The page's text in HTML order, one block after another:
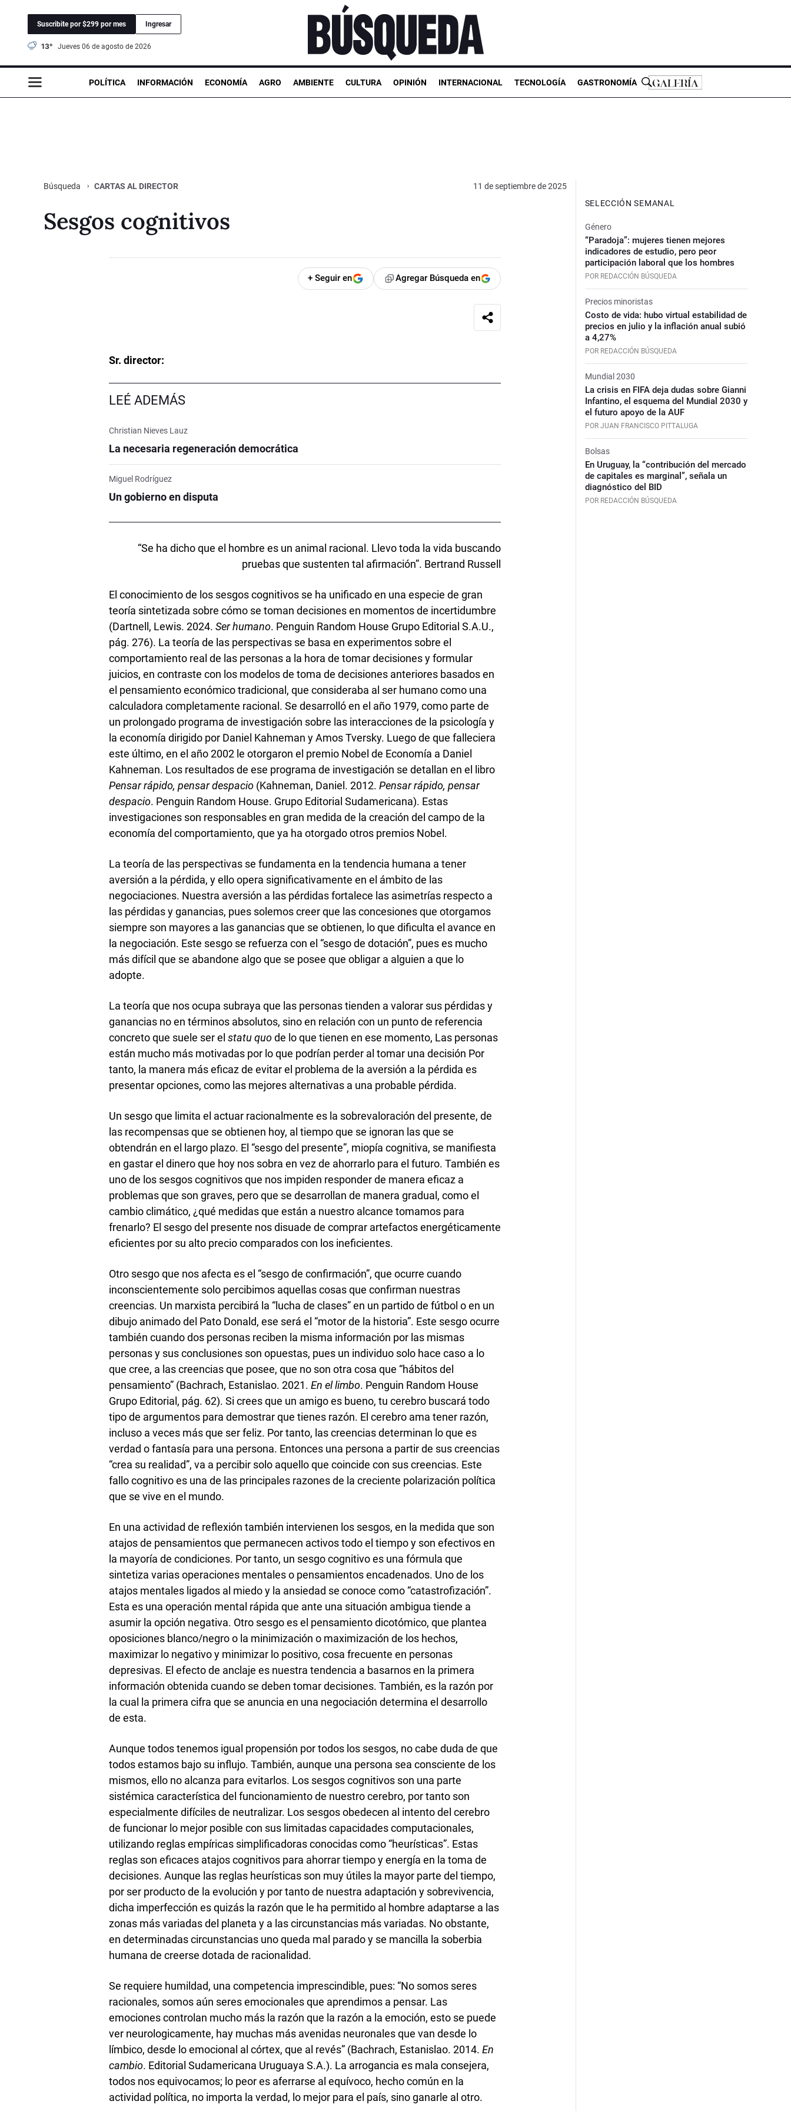
Suscribite por $299 por mes Ingresar
13° jueves 06 de agosto de 2026
POLÍTICA INFORMACIÓN ECONOMÍA AGRO AMBIENTE CULTURA OPINIÓN INTERNACIONAL TECNOLOGÍA GASTRONOMÍA
Búsqueda CARTAS AL DIRECTOR 11 de septiembre de 2025
Sesgos cognitivos
+ Seguir en Agregar Búsqueda en
Sr. director:
LEÉ ADEMÁS
Christian Nieves Lauz
La necesaria regeneración democrática
Miguel Rodríguez
Un gobierno en disputa
“Se ha dicho que el hombre es un animal racional. Llevo toda la vida buscando
pruebas que sustenten tal afirmación”. Bertrand Russell
El conocimiento de los sesgos cognitivos se ha unificado en una especie de gran
teoría sintetizada sobre cómo se toman decisiones en momentos de incertidumbre
(Dartnell, Lewis. 2024.Ser humano. Penguin Random House Grupo Editorial S.A.U.,
pág. 276). La teoría de las perspectivas se basa en experimentos sobre el
comportamiento real de las personas a la hora de tomar decisiones y formular
juicios, en contraste con los modelos de toma de decisiones anteriores basados en
el pensamiento económico tradicional, que consideraba al ser humano como una
calculadora completamente racional. Se desarrolló en el año 1979, como parte de
un prolongado programa de investigación sobre las interacciones de la psicología y
la economía dirigido por Daniel Kahneman y Amos Tversky. Luego de que falleciera
este último, en el año 2002 le otorgaron el premio Nobel de Economía a Daniel
Kahneman. Los resultados de ese programa de investigación se detallan en el libro
Pensar rápido, pensar despacio (Kahneman, Daniel. 2012.Pensar rápido, pensar
despacio. Penguin Random House. Grupo Editorial Sudamericana). Estas
investigaciones son responsables en gran medida de la creación del campo de la
economía del comportamiento, que ya ha otorgado otros premios Nobel.
La teoría de las perspectivas se fundamenta en la tendencia humana a tener
aversión a la pérdida, y ello opera significativamente en el ámbito de las
negociaciones. Nuestra aversión a las pérdidas fortalece las asimetrías respecto a
las pérdidas y ganancias, pues solemos creer que las concesiones que otorgamos
siempre son mayores a las ganancias que se obtienen, lo que dificulta el avance en
la negociación. Este sesgo se refuerza con el “sesgo de dotación”, pues es mucho
más difícil que se abandone algo que se posee que obligar a alguien a que lo
adopte.
La teoría que nos ocupa subraya que las personas tienden a valorar sus pérdidas y
ganancias no en términos absolutos, sino en relación con un punto de referencia
concreto que suele ser elstatu quode lo que tienen en ese momento, Las personas
están mucho más motivadas por lo que podrían perder al tomar una decisión Por
tanto, la manera más eficaz de evitar el problema de la aversión a la pérdida es
presentar opciones, como las mejores alternativas a una probable pérdida.
Un sesgo que limita el actuar racionalmente es la sobrevaloración del presente, de
las recompensas que se obtienen hoy, al tiempo que se ignoran las que se
obtendrán en el largo plazo. El “sesgo del presente”, miopía cognitiva, se manifiesta
en gastar el dinero que hoy nos sobra en vez de ahorrarlo para el futuro. También es
uno de los sesgos cognitivos que nos impiden responder de manera eficaz a
problemas que son graves, pero que se desarrollan de manera gradual, como el
cambio climático, ¿qué medidas que están a nuestro alcance tomamos para
frenarlo? El sesgo del presente nos disuade de comprar artefactos energéticamente
eficientes por su alto precio comparados con los ineficientes.
Otro sesgo que nos afecta es el “sesgo de confirmación”, que ocurre cuando
inconscientemente solo percibimos aquellas cosas que confirman nuestras
creencias. Un marxista percibirá la “lucha de clases” en un partido de fútbol o en un
dibujo animado del Pato Donald, ese será el “motor de la historia”. Este sesgo ocurre
también cuando dos personas reciben la misma información por las mismas
personas y sus conclusiones son opuestas, pues un individuo solo hace caso a lo
que cree, a las creencias que posee, que no son otra cosa que “hábitos del
pensamiento” (Bachrach, Estanislao. 2021.En el limbo. Penguin Random House
Grupo Editorial, pág. 62). Si crees que un amigo es bueno, tu cerebro buscará todo
tipo de argumentos para demostrar que tienes razón. El cerebro ama tener razón,
incluso a veces más que ser feliz. Por tanto, las creencias determinan lo que es
verdad o fantasía para una persona. Entonces una persona a partir de sus creencias
“crea su realidad”, va a percibir solo aquello que coincide con sus creencias. Este
fallo cognitivo es una de las principales razones de la creciente polarización política
que se vive en el mundo.
En una actividad de reflexión también intervienen los sesgos, en la medida que son
atajos de pensamientos que permanecen activos todo el tiempo y son efectivos en
la mayoría de condiciones. Por tanto, un sesgo cognitivo es una fórmula que
sintetiza varias operaciones mentales o pensamientos encadenados. Uno de los
atajos mentales ligados al miedo y la ansiedad se conoce como “catastrofización”.
Esta es una operación mental rápida que ante una situación ambigua tiende a
asumir la opción negativa. Otro sesgo es el pensamiento dicotómico, que plantea
oposiciones blanco/negro o la minimización o maximización de los hechos,
maximizar lo negativo y minimizar lo positivo, cosa frecuente en personas
depresivas. El efecto de anclaje es nuestra tendencia a basarnos en la primera
información obtenida cuando se deben tomar decisiones. También, es la razón por
la cual la primera cifra que se anuncia en una negociación determina el desarrollo
de esta.
Aunque todos tenemos igual propensión por todos los sesgos, no cabe duda de que
todos estamos bajo su influjo. También, aunque una persona sea consciente de los
mismos, ello no alcanza para evitarlos. Los sesgos cognitivos son una parte
sistémica característica del funcionamiento de nuestro cerebro, por tanto son
especialmente difíciles de neutralizar. Los sesgos obedecen al intento del cerebro
de funcionar lo mejor posible con sus limitadas capacidades computacionales,
utilizando reglas empíricas simplificadoras conocidas como “heurísticas”. Estas
reglas son eficaces atajos cognitivos para ahorrar tiempo y energía en la toma de
decisiones. Aunque las reglas heurísticas son muy útiles la mayor parte del tiempo,
por ser producto de la evolución y por tanto de nuestra adaptación y sobrevivencia,
dicha imperfección es quizás la razón que le ha permitido al hombre adaptarse a las
zonas más variadas del planeta y a las circunstancias más variadas. No obstante,
en determinadas circunstancias uno queda mal parado y se mancilla la soberbia
humana de creerse dotada de racionalidad.
Se requiere humildad, una competencia imprescindible, pues: “No somos seres
racionales, somos aún seres emocionales que aprendimos a pensar. Las
emociones controlan mucho más la razón que la razón a la emoción, esto se puede
ver neurologicamente, hay muchas más avenidas neuronales que van desde lo
límbico, desde lo emocional al córtex, que al revés” (Bachrach, Estanislao. 2014.En
cambio. Editorial Sudamericana Uruguaya S.A.). La arrogancia es mala consejera,
todos nos equivocamos; lo peor es aferrarse al equívoco, hecho común en la
actividad política, no importa la verdad, lo mejor para el país, sino ganarle al otro.
SELECCIÓN SEMANAL
Género
“Paradoja”: mujeres tienen mejores
indicadores de estudio, pero peor
participación laboral que los hombres
POR REDACCIÓN BÚSQUEDA
Precios minoristas
Costo de vida: hubo virtual estabilidad de
precios en julio y la inflación anual subió
a 4,27%
POR REDACCIÓN BÚSQUEDA
Mundial 2030
La crisis en FIFA deja dudas sobre Gianni
Infantino, el esquema del Mundial 2030 y
el futuro apoyo de la AUF
POR JUAN FRANCISCO PITTALUGA
Bolsas
En Uruguay, la “contribución del mercado
de capitales es marginal”, señala un
diagnóstico del BID
POR REDACCIÓN BÚSQUEDA